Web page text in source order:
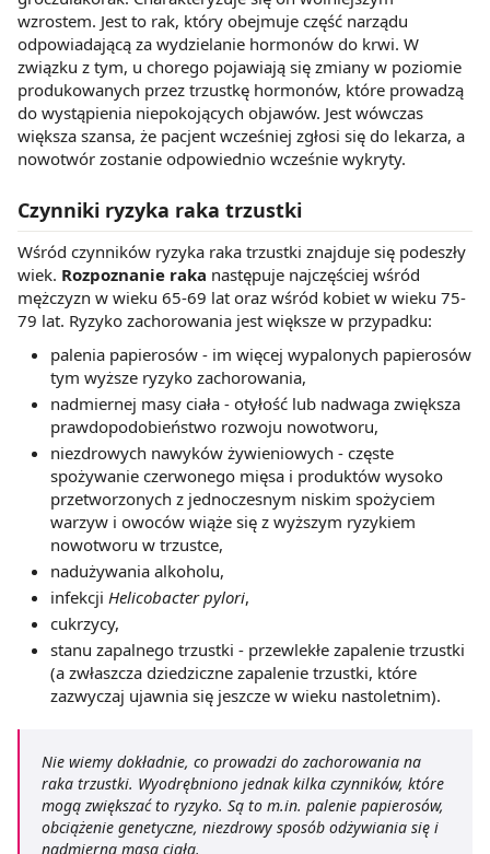
wzrostem. Jest to rak, który obejmuje część narządu
odpowiadającą za wydzielanie hormonów do krwi. W
związku z tym, u chorego pojawiają się zmiany w poziomie
produkowanych przez trzustkę hormonów, które prowadzą
do wystąpienia niepokojących objawów. Jest wówczas
większa szansa, że pacjent wcześniej zgłosi się do lekarza, a
nowotwór zostanie odpowiednio wcześnie wykryty.
Czynniki ryzyka raka trzustki
Wśród czynników ryzyka raka trzustki znajduje się podeszły
wiek. Rozpoznanie raka następuje najczęściej wśród
mężczyzn w wieku 65-69 lat oraz wśród kobiet w wieku 75-
79 lat. Ryzyko zachorowania jest większe w przypadku:
palenia papierosów - im więcej wypalonych papierosów
tym wyższe ryzyko zachorowania,
nadmiernej masy ciała - otyłość lub nadwaga zwiększa
prawdopodobieństwo rozwoju nowotworu,
niezdrowych nawyków żywieniowych - częste
spożywanie czerwonego mięsa i produktów wysoko
przetworzonych z jednoczesnym niskim spożyciem
warzyw i owoców wiąże się z wyższym ryzykiem
nowotworu w trzustce,
nadużywania alkoholu,
infekcji Helicobacter pylori,
cukrzycy,
stanu zapalnego trzustki - przewlekłe zapalenie trzustki
(a zwłaszcza dziedziczne zapalenie trzustki, które
zazwyczaj ujawnia się jeszcze w wieku nastoletnim).
Nie wiemy dokładnie, co prowadzi do zachorowania na
raka trzustki. Wyodrębniono jednak kilka czynników, które
mogą zwiększać to ryzyko. Są to m.in. palenie papierosów,
obciążenie genetyczne, niezdrowy sposób odżywiania się i
nadmierna masa ciała.